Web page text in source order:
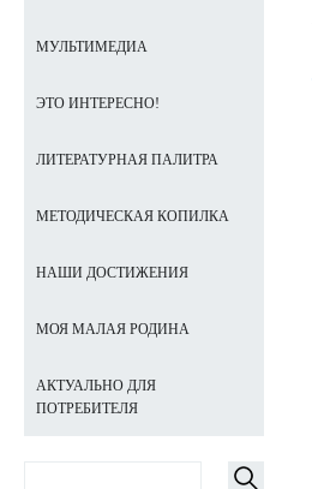
МУЛЬТИМЕДИА
ЭТО ИНТЕРЕСНО!
ЛИТЕРАТУРНАЯ ПАЛИТРА
МЕТОДИЧЕСКАЯ КОПИЛКА
НАШИ ДОСТИЖЕНИЯ
МОЯ МАЛАЯ РОДИНА
АКТУАЛЬНО ДЛЯ
ПОТРЕБИТЕЛЯ